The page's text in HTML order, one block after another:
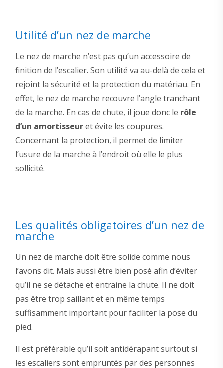
Utilité d’un nez de marche
Le nez de marche n’est pas qu’un accessoire de
finition de l’escalier. Son utilité va au-delà de cela et
rejoint la sécurité et la protection du matériau. En
effet, le nez de marche recouvre l’angle tranchant
de la marche. En cas de chute, il joue donc le rôle
d’un amortisseuret évite les coupures.
Concernant la protection, il permet de limiter
l’usure de la marche à l’endroit où elle le plus
sollicité.
Les qualités obligatoires d’un nez de
marche
Un nez de marche doit être solide comme nous
l’avons dit. Mais aussi être bien posé afin d’éviter
qu’il ne se détache et entraine la chute. Il ne doit
pas être trop saillant et en même temps
suffisamment important pour faciliter la pose du
pied.
Il est préférable qu’il soit antidérapant surtout si
les escaliers sont empruntés par des personnes